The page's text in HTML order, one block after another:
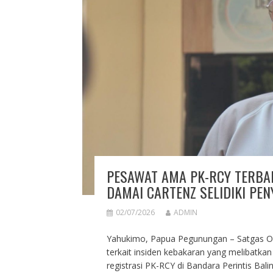
PESAWAT AMA PK-RCY
DAMAI CARTENZ SELIDIKI
02/07/2026 ADMIN
Yahukimo, Papua Pegunungan – Satgas
terkait insiden kebakaran yang
registrasi PK-RCY di Bandara Perintis